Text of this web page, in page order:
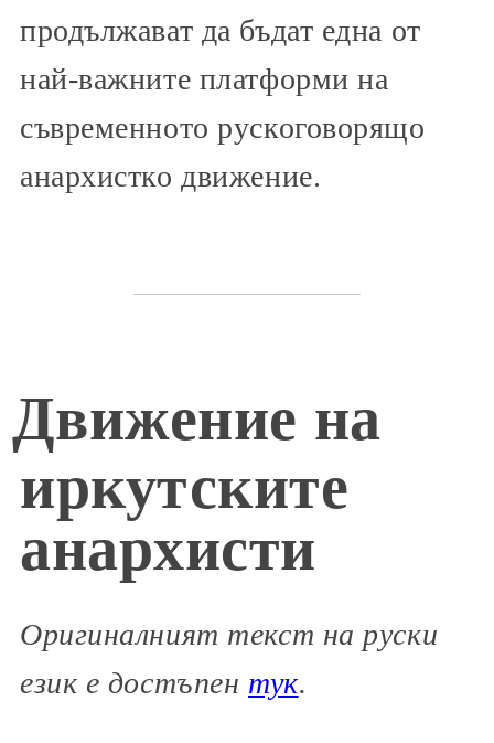
продължават да бъдат една от
най-важните платформи на
съвременното рускоговорящо
анархистко движение.
Движение на
иркутските
анархисти
Оригиналният текст на руски
език е достъпен тук.